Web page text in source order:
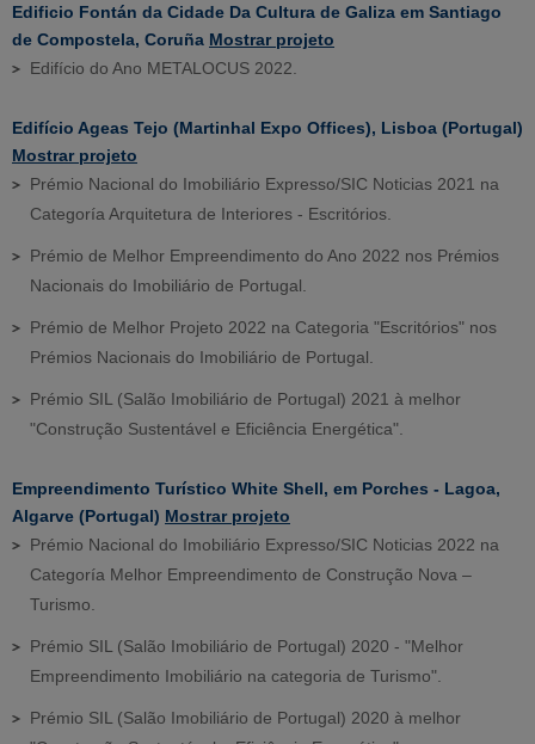
Edificio Fontán da Cidade Da Cultura de Galiza em Santiago
de Compostela, Coruña Mostrar projeto
Edifício do Ano METALOCUS 2022.
Edifício Ageas Tejo (Martinhal Expo Offices), Lisboa (Portugal)
Mostrar projeto
Prémio Nacional do Imobiliário Expresso/SIC Noticias 2021 na
Categoría Arquitetura de Interiores - Escritórios.
Prémio de Melhor Empreendimento do Ano 2022 nos Prémios
Nacionais do Imobiliário de Portugal.
Prémio de Melhor Projeto 2022 na Categoria "Escritórios" nos
Prémios Nacionais do Imobiliário de Portugal.
Prémio SIL (Salão Imobiliário de Portugal) 2021 à melhor
"Construção Sustentável e Eficiência Energética".
Empreendimento Turístico White Shell, em Porches - Lagoa,
Algarve (Portugal) Mostrar projeto
Prémio Nacional do Imobiliário Expresso/SIC Noticias 2022 na
Categoría Melhor Empreendimento de Construção Nova –
Turismo.
Prémio SIL (Salão Imobiliário de Portugal) 2020 - "Melhor
Empreendimento Imobiliário na categoria de Turismo".
Prémio SIL (Salão Imobiliário de Portugal) 2020 à melhor